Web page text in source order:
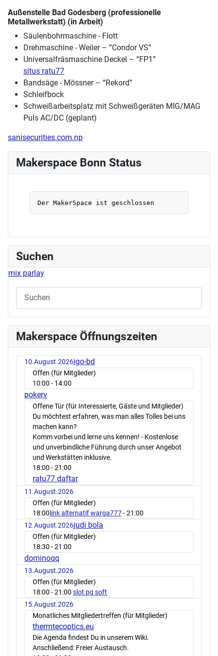
Außenstelle Bad Godesberg (professionelle
Metallwerkstatt) (in Arbeit)
Säulenbohrmaschine - Flott
Drehmaschine - Weiler – “Condor VS”
Universalfräsmaschine Deckel – “FP1”
situs ratu77
Bandsäge - Mössner – “Rekord”
Schleifbock
Schweißarbeitsplatz mit Schweißgeräten MIG/MAG
Puls AC/DC (geplant)
sanisecurities.com.np
Makerspace Bonn Status
Suchen
mix parlay
Makerspace Öffnungszeiten
10.August.2026igo-bd
Offen (für Mitglieder)
10:00 - 14:00
pokerv
Offene Tür (für Interessierte, Gäste und Mitglieder)
Du möchtest erfahren, was man alles Tolles bei uns
machen kann?
Komm vorbei und lerne uns kennen! - Kostenlose
und unverbindliche Führung durch unser Angebot
und Werkstätten inklusive.
18:00 - 21:00
ratu77 daftar
11.August.2026
Offen (für Mitglieder)
18:00 link alternatif warga777- 21:00
12.August.2026judi bola
Offen (für Mitglieder)
18:30 - 21:00
dominoqq
13.August.2026
Offen (für Mitglieder)
18:00 - 21:00 slot pg soft
15.August.2026
Monatliches Mitgliedertreffen (für Mitglieder)
thermtecoptics.eu
Die Agenda findest Du in unserem Wiki.
Anschließend: Freier Austausch.